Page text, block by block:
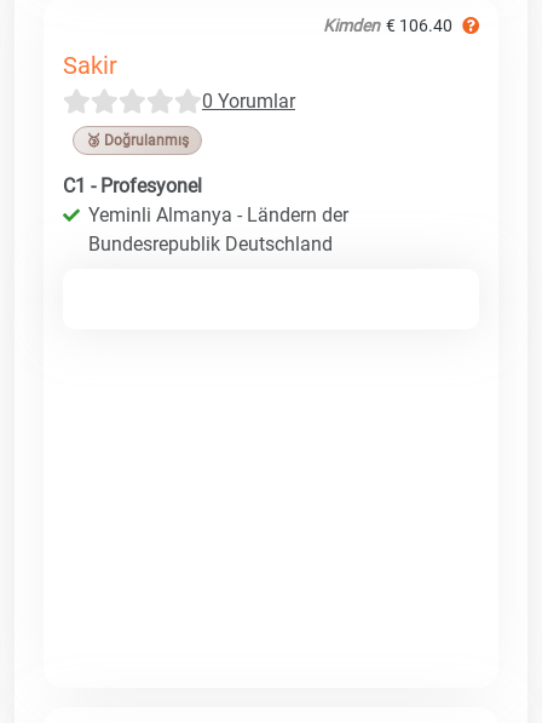
Kimden € 106.40
Sakir
0 Yorumlar
🥉 Doğrulanmış
C1 - Profesyonel
Yeminli Almanya - Ländern der
Bundesrepublik Deutschland